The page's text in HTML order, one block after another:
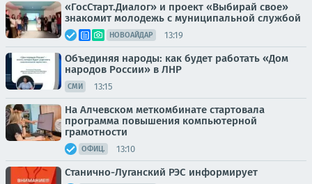
«ГосСтарт.Диалог» и проект «Выбирай свое»
знакомит молодежь с муниципальной службой
НОВОАЙДАР 13:19
Объединяя народы: как будет работать «Дом
народов России» в ЛНР
СМИ 13:15
На Алчевском меткомбинате стартовала
программа повышения компьютерной
грамотности
ОФИЦ. 13:10
Станично-Луганский РЭС информирует